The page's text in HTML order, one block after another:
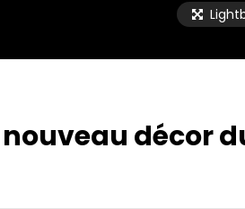
nouveau décor